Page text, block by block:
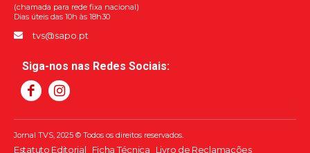
(chamada para rede fixa nacional)
Dias úteis das 10h às 18h30
tvs@sapo.pt
Siga-nos nas Redes Sociais:
Jornal TVS, 2025 © Todos os direitos reservados.
Estatuto Editorial Ficha Técnica Livro de Reclamações